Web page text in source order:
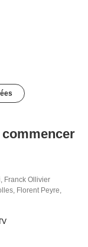
, Franck Ollivier
, Florent Peyre,